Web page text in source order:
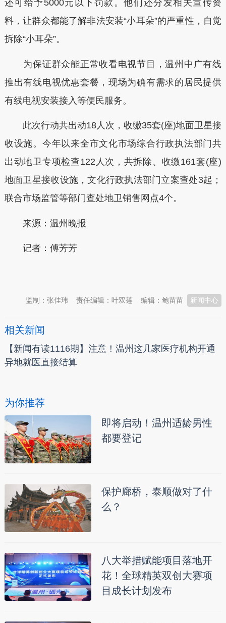
还可给予5000元以下罚款。他们还分发相关宣传资
料，让群众都能了解非法安装“小耳朵”的严重性，自觉
拆除“小耳朵”。
为保证群众能正常收看电视节目，温州中广有线
推出有线电视优惠套餐，现场为确有需求的居民提供
有线电视安装接入等便民服务。
此次行动共出动18人次，收缴35套(座)地面卫星接
收设施。今年以来全市文化市场综合行政执法部门共
出动地卫专项检查122人次，共拆除、收缴161套(座)
地面卫星接收设施，文化行政执法部门立案查处3起；
联合市场监管等部门查处地卫销售网点4个。
来源：温州晚报
记者：傅芳芳
新闻中心
编辑：鲍苗苗
责任编辑：叶双莲
监制：张佳玮
相关新闻
【新闻有读1116期】注意！温州这几家医疗机构开通
异地就医直接结算
为你推荐
即将启动！温州适龄男性
都要登记
保护廊桥，泰顺做对了什
么？
八大举措赋能项目落地开
花！全球精英双创大赛项
目成长计划发布